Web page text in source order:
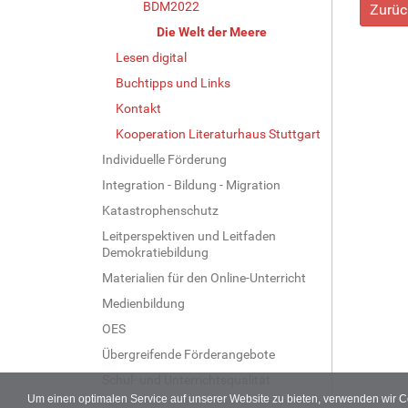
Um einen optimalen Service auf unserer Website zu bieten, verwenden wir
BDM2022
Die Welt der Meere
Lesen digital
Buchtipps und Links
Kontakt
Kooperation Literaturhaus Stuttgart
Individuelle Förderung
Integration - Bildung - Migration
Katastrophenschutz
Leitperspektiven und Leitfaden
Demokratiebildung
Materialien für den Online-Unterricht
Medienbildung
OES
Übergreifende Förderangebote